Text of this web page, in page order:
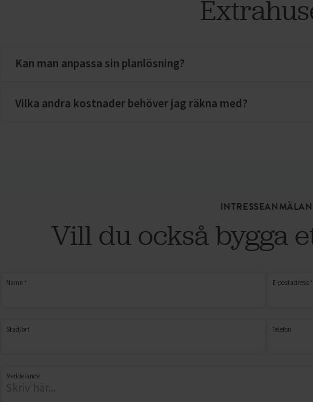
Kan man anpassa sin planlösning?
Vilka andra kostnader behöver jag räkna med?
INTRESSEANMÄLAN
Vill du också bygga
Namn * E-postadress *
Stad/ort Telefon
Meddelande